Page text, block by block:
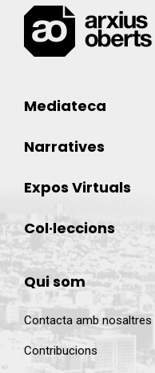
Mediateca
Narratives
Expos Virtuals
Col·leccions
Qui som
Contacta amb nosaltres
Contribucions